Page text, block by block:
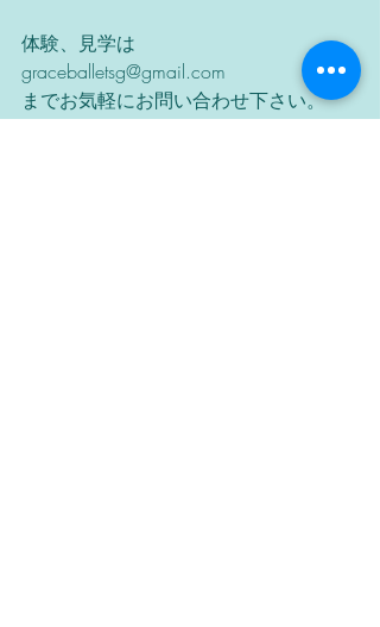
体験、見学は
graceballetsg@gmail.com
までお気軽にお問い合わせ下さい。